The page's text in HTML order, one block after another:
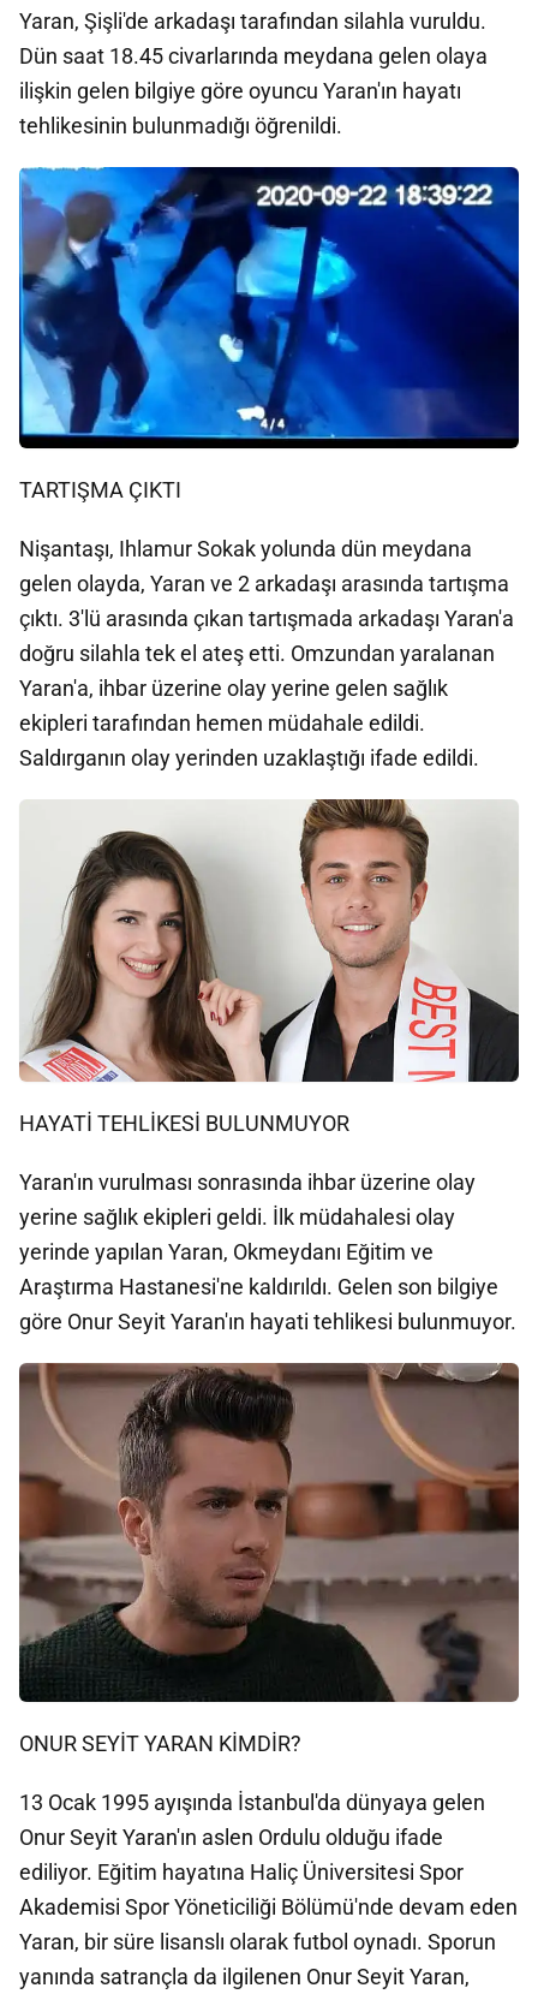
Yaran, Şişli'de arkadaşı tarafından silahla vuruldu.
Dün saat 18.45 civarlarında meydana gelen olaya
ilişkin gelen bilgiye göre oyuncu Yaran'ın hayatı
tehlikesinin bulunmadığı öğrenildi.
TARTIŞMA ÇIKTI
Nişantaşı, Ihlamur Sokak yolunda dün meydana
gelen olayda, Yaran ve 2 arkadaşı arasında tartışma
çıktı. 3'lü arasında çıkan tartışmada arkadaşı Yaran'a
doğru silahla tek el ateş etti. Omzundan yaralanan
Yaran'a, ihbar üzerine olay yerine gelen sağlık
ekipleri tarafından hemen müdahale edildi.
Saldırganın olay yerinden uzaklaştığı ifade edildi.
HAYATİ TEHLİKESİ BULUNMUYOR
Yaran'ın vurulması sonrasında ihbar üzerine olay
yerine sağlık ekipleri geldi. İlk müdahalesi olay
yerinde yapılan Yaran, Okmeydanı Eğitim ve
Araştırma Hastanesi'ne kaldırıldı. Gelen son bilgiye
göre Onur Seyit Yaran'ın hayati tehlikesi bulunmuyor.
ONUR SEYİT YARAN KİMDİR?
13 Ocak 1995 ayışında İstanbul'da dünyaya gelen
Onur Seyit Yaran'ın aslen Ordulu olduğu ifade
ediliyor. Eğitim hayatına Haliç Üniversitesi Spor
Akademisi Spor Yöneticiliği Bölümü'nde devam eden
Yaran, bir süre lisanslı olarak futbol oynadı. Sporun
yanında satrançla da ilgilenen Onur Seyit Yaran,